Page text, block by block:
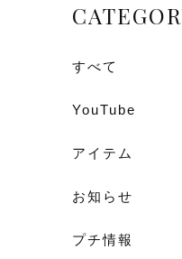
すべて
YouTube
アイテム
お知らせ
プチ情報